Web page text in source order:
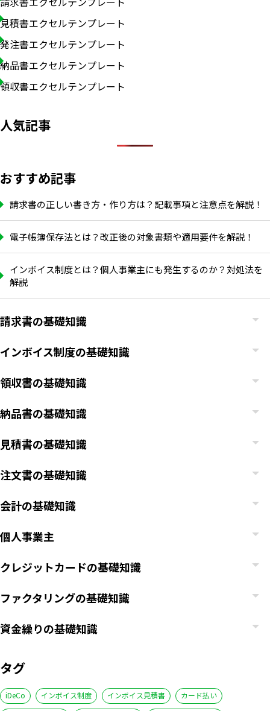
見積書エクセルテンプレート
発注書エクセルテンプレート
納品書エクセルテンプレート
領収書エクセルテンプレート
人気記事
おすすめ記事
請求書の正しい書き方・作り方は？記載事項と注意点を解説！
電子帳簿保存法とは？改正後の対象書類や適用要件を解説！
インボイス制度とは？個人事業主にも発生するのか？対処法を
解説
請求書の基礎知識
インボイス制度の基礎知識
領収書の基礎知識
納品書の基礎知識
見積書の基礎知識
注文書の基礎知識
会計の基礎知識
個人事業主
クレジットカードの基礎知識
ファクタリングの基礎知識
資金繰りの基礎知識
タグ
iDeCo インボイス制度 インボイス見積書
カード払い